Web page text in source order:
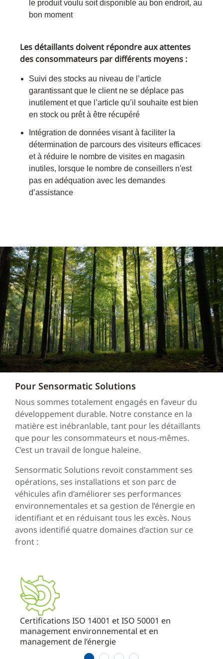
le produit voulu soit disponible au bon endroit, au
bon moment
Les détaillants doivent répondre aux attentes
des consommateurs par différents moyens :
Suivi des stocks au niveau de l’article
garantissant que le client ne se déplace pas
inutilement et que l’article qu’il souhaite est bien
en stock ou prêt à être récupéré
Intégration de données visant à faciliter la
détermination de parcours des visiteurs efficaces
et à réduire le nombre de visites en magasin
inutiles, lorsque le nombre de conseillers n'est
pas en adéquation avec les demandes
d’assistance
Pour Sensormatic Solutions
Nous sommes totalement engagés en faveur du
développement durable. Notre constance en la
matière est inébranlable, tant pour les détaillants
que pour les consommateurs et nous-mêmes.
C’est un travail de longue haleine.
Sensormatic Solutions revoit constamment ses
opérations, ses installations et son parc de
véhicules afin d’améliorer ses performances
environnementales et sa gestion de l’énergie en
identifiant et en réduisant tous les excès. Nous
avons identifié quatre domaines d’action sur ce
front :
Certifications ISO 14001 et ISO 50001 en
management environnemental et en
management de l’énergie